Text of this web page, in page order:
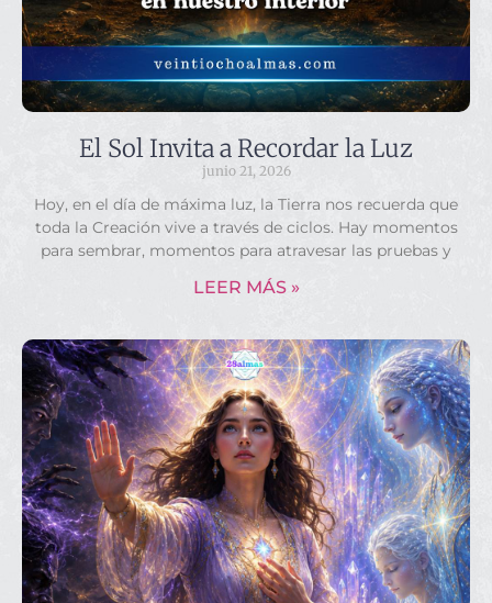
El Sol Invita a Recordar la Luz
junio 21, 2026
Hoy, en el día de máxima luz, la Tierra nos recuerda que
toda la Creación vive a través de ciclos. Hay momentos
para sembrar, momentos para atravesar las pruebas y
LEER MÁS »